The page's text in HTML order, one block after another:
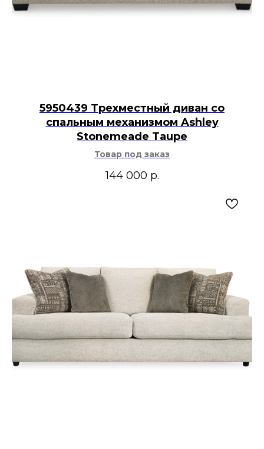
5950439 Трехместный диван со
спальным механизмом Ashley
Stonemeade Taupe
Товар под заказ
144 000 р.